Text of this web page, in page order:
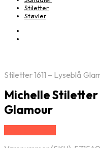
Stiletter
Støvler
Stiletter 1611 – Lyseblå
Michelle Stiletter
Glamour